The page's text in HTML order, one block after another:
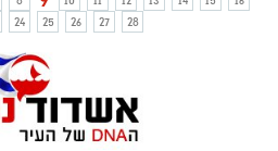
24 25 26 27 28